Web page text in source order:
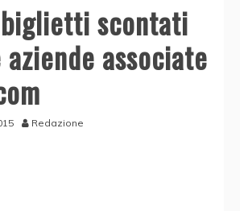
biglietti scontati
associate
Redazione